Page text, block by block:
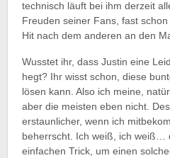
technisch läuft bei ihm derzeit
Freuden seiner Fans, fast
Hit nach dem anderen an den
Wusstet ihr, dass Justin eine
hegt? Ihr wisst schon, diese
lösen kann. Also ich meine,
aber die meisten eben nicht.
erstaunlicher, wenn ich
beherrscht. Ich weiß, ich weiß…
einfachen Trick, um einen